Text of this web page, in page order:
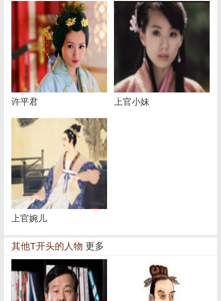
许平君 上官小妹
上官婉儿
其他T开头的人物 更多